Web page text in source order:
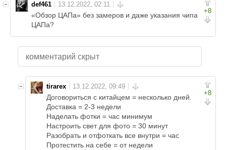
+8
def461
«Обзор ЦАПа» без замеров и даже указания чипа
ЦАПа?
комментарий скрыт
+8
tirarex
Договориться с китайцем = несколько дней.
Доставка = 2-3 недели
Наделать фотки = час минимум
Настроить свет для фото = 30 минут
Разобрать и отфоткать все внутри = час
Протестить на себе = от недели